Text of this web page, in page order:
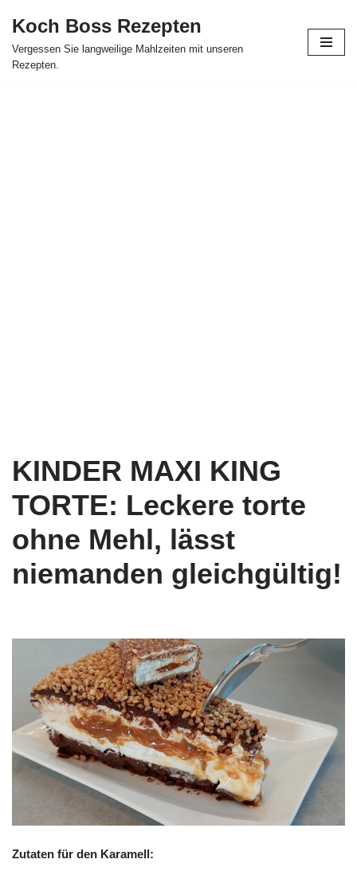
Skip
to
Koch Boss Rezepten
Vergessen Sie langweilige Mahlzeiten mit unseren
Rezepten.
KINDER MAXI KING
TORTE: Leckere torte
ohne Mehl, lässt
niemanden gleichgültig!
Zutaten für den Karamell: